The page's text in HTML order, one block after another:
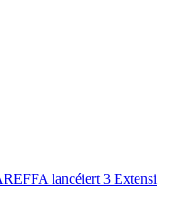
lancéiert 3 Extensi